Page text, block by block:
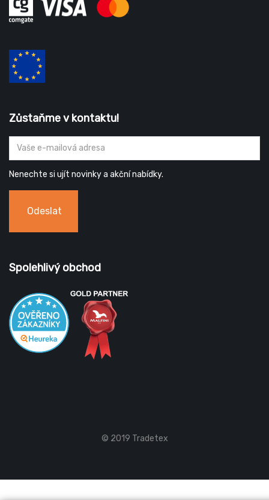
Zůstaňme v kontaktu!
Nenechte si ujít novinky a akční nabídky.
Odeslat
Spolehlivý obchod
© 2019 Tradetex